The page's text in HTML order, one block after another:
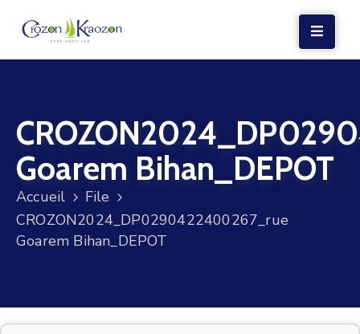
VIE
LOCALE
VIE
SOCIALE
TERRE
VOS
Goarem Bihan_DEPOT
Accueil
File
CROZON2024_DP0290422400267_rue
Goarem Bihan_DEPOT